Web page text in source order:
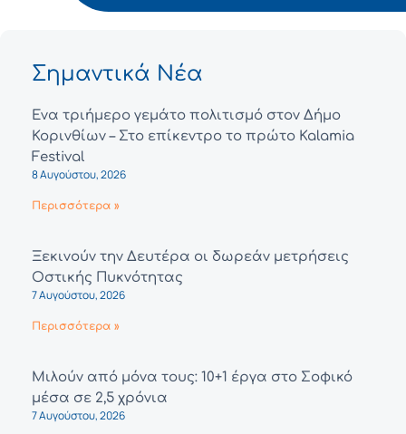
Σημαντικά Νέα
Ένα τριήμερο γεμάτο πολιτισμό στον Δήμο
Κορινθίων – Στο επίκεντρο το πρώτο Kalamia
Festival
8 Αυγούστου, 2026
Περισσότερα »
Ξεκινούν την Δευτέρα οι δωρεάν μετρήσεις
Οστικής Πυκνότητας
7 Αυγούστου, 2026
Περισσότερα »
Μιλούν από μόνα τους: 10+1 έργα στο Σοφικό
μέσα σε 2,5 χρόνια
7 Αυγούστου, 2026